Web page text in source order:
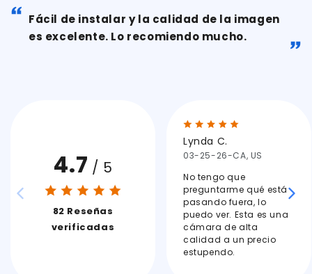
Energía solar:Panel solar de 3W incluido
Temperatura de funcionamiento:−20 °C a 50
CC 5V/1A
Pan y Tilt:Pan: 0°~355° (motor automático), Tilt:
0°~90° (motor automático)
Grado IP: IP65
Almacenamiento:
Tarjeta SD (Máx. 128G),
Fácil de instalar y la calidad de la imagen
es excelente. Lo recomiendo mucho.
4.7 / 5
82 Reseñas
verificadas
Lynda C.
03-25-26-CA, US
No tengo que
preguntarme qué está
pasando fuera, lo
puedo ver. Esta es una
cámara de alta
calidad a un precio
estupendo.